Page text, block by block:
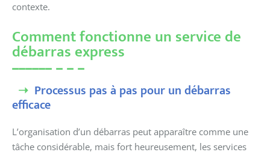
contexte.
Comment fonctionne un service de
débarras express
Processus pas à pas pour un débarras
efficace
L’organisation d’un débarras peut apparaître comme une
tâche considérable, mais fort heureusement, les services